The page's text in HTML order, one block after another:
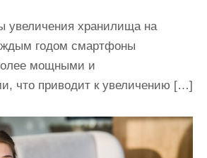
увеличения хранилища на
годом смартфоны
мощными и
что приводит к увеличению […]